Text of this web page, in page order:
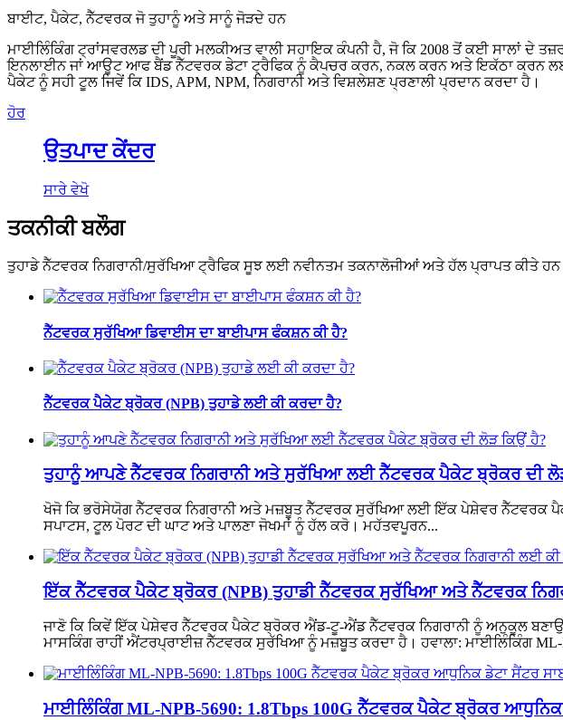
ਬਾਈਟ, ਪੈਕੇਟ, ਨੈੱਟਵਰਕ ਜੋ ਤੁਹਾਨੂੰ ਅਤੇ ਸਾਨੂੰ ਜੋੜਦੇ ਹਨ
ਮਾਈਲਿੰਕਿੰਗ ਟ੍ਰਾਂਸਵਰਲਡ ਦੀ ਪੂਰੀ ਮਲਕੀਅਤ ਵਾਲੀ ਸਹਾਇਕ ਕੰਪਨੀ ਹੈ, ਜੋ ਕਿ 2008 ਤੋਂ ਕਈ ਸਾਲਾਂ ਦੇ
ਇਨਲਾਈਨ ਜਾਂ ਆਊਟ ਆਫ ਬੈਂਡ ਨੈੱਟਵਰਕ ਡੇਟਾ ਟ੍ਰੈਫਿਕ ਨੂੰ ਕੈਪਚਰ ਕਰਨ, ਨਕਲ ਕਰਨ ਅਤੇ ਇਕੱਠਾ ਕਰਨ ਲਈ
ਪੈਕੇਟ ਨੂੰ ਸਹੀ ਟੂਲ ਜਿਵੇਂ ਕਿ IDS, APM, NPM, ਨਿਗਰਾਨੀ ਅਤੇ ਵਿਸ਼ਲੇਸ਼ਣ ਪ੍ਰਣਾਲੀ ਪ੍ਰਦਾਨ ਕਰਦਾ ਹੈ।
ਹੋਰ
ਉਤਪਾਦ ਕੇਂਦਰ
ਸਾਰੇ ਵੇਖੋ
ਤਕਨੀਕੀ ਬਲੌਗ
ਤੁਹਾਡੇ ਨੈੱਟਵਰਕ ਨਿਗਰਾਨੀ/ਸੁਰੱਖਿਆ ਟ੍ਰੈਫਿਕ ਸੂਝ ਲਈ ਨਵੀਨਤਮ ਤਕਨਾਲੋਜੀਆਂ ਅਤੇ ਹੱਲ ਪ੍ਰਾਪਤ ਕੀਤੇ
ਨੈੱਟਵਰਕ ਸੁਰੱਖਿਆ ਡਿਵਾਈਸ ਦਾ ਬਾਈਪਾਸ ਫੰਕਸ਼ਨ ਕੀ ਹੈ?
ਨੈੱਟਵਰਕ ਪੈਕੇਟ ਬ੍ਰੋਕਰ (NPB) ਤੁਹਾਡੇ ਲਈ ਕੀ ਕਰਦਾ ਹੈ?
ਤੁਹਾਨੂੰ ਆਪਣੇ ਨੈੱਟਵਰਕ ਨਿਗਰਾਨੀ ਅਤੇ ਸੁਰੱਖਿਆ ਲਈ ਨੈੱਟਵਰਕ ਪੈਕੇਟ ਬ੍ਰੋਕਰ ਦੀ
ਖੋਜੋ ਕਿ ਭਰੋਸੇਯੋਗ ਨੈੱਟਵਰਕ ਨਿਗਰਾਨੀ ਅਤੇ ਮਜ਼ਬੂਤ ​​ਨੈੱਟਵਰਕ ਸੁਰੱਖਿਆ ਲਈ ਇੱਕ ਪੇਸ਼ੇਵਰ ਨੈੱਟਵਰਕ
ਸਪਾਟਸ, ਟੂਲ ਪੋਰਟ ਦੀ ਘਾਟ ਅਤੇ ਪਾਲਣਾ ਜੋਖਮਾਂ ਨੂੰ ਹੱਲ ਕਰੋ। ਮਹੱਤਵਪੂਰਨ...
ਇੱਕ ਨੈੱਟਵਰਕ ਪੈਕੇਟ ਬ੍ਰੋਕਰ (NPB) ਤੁਹਾਡੀ ਨੈੱਟਵਰਕ ਸੁਰੱਖਿਆ ਅਤੇ ਨੈੱਟਵਰਕ
ਜਾਣੋ ਕਿ ਕਿਵੇਂ ਇੱਕ ਪੇਸ਼ੇਵਰ ਨੈੱਟਵਰਕ ਪੈਕੇਟ ਬ੍ਰੋਕਰ ਐਂਡ-ਟੂ-ਐਂਡ ਨੈੱਟਵਰਕ ਨਿਗਰਾਨੀ ਨੂੰ ਅਨੁਕੂਲ
ਮਾਸਕਿੰਗ ਰਾਹੀਂ ਐਂਟਰਪ੍ਰਾਈਜ਼ ਨੈੱਟਵਰਕ ਸੁਰੱਖਿਆ ਨੂੰ ਮਜ਼ਬੂਤ ​​ਕਰਦਾ ਹੈ। ਹਵਾਲਾ: ਮਾਈਲਿੰਕਿੰਗ ML-
ਮਾਈਲਿੰਕਿੰਗ ML-NPB-5690: 1.8Tbps 100G ਨੈੱਟਵਰਕ ਪੈਕੇਟ ਬ੍ਰੋਕਰ